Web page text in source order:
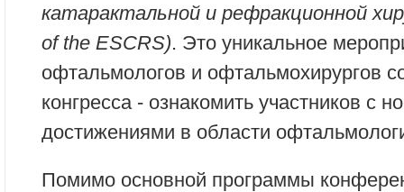
катарактальной и рефракционной
of the ESCRS). Это уникальное
офтальмологов и офтальмохирургов
конгресса - ознакомить участников с
достижениями в области
Помимо основной программы